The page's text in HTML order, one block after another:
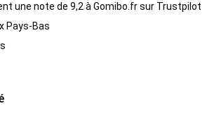
une note de 9,2 à Gomibo.fr sur Trustpilot
Pays-Bas